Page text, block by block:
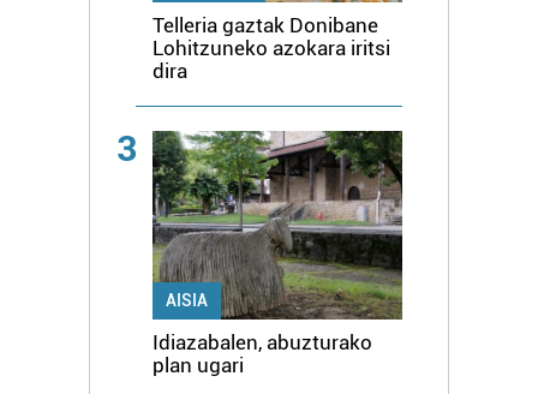
Telleria gaztak Donibane
Lohitzuneko azokara iritsi
dira
3
AISIA
Idiazabalen, abuzturako
plan ugari